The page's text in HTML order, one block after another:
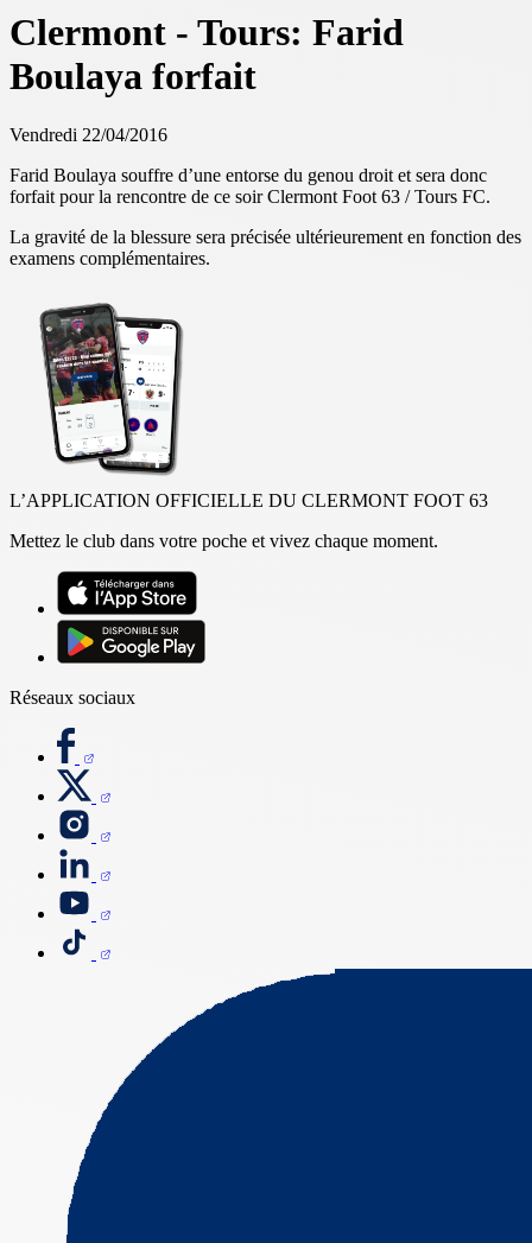
Clermont - Tours: Farid
Boulaya forfait
Vendredi 22/04/2016
Farid Boulaya souffre d’une entorse du genou droit et sera donc
forfait pour la rencontre de ce soir Clermont Foot 63 / Tours FC.
La gravité de la blessure sera précisée ultérieurement en fonction des
examens complémentaires.
L’APPLICATION OFFICIELLE DU CLERMONT FOOT 63
Mettez le club dans votre poche et vivez chaque moment.
Réseaux sociaux